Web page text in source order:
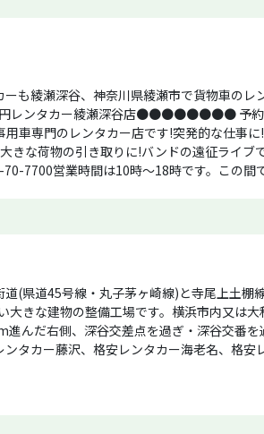
も綾瀬深谷、神奈川県綾瀬市で貨物車の
タカー綾瀬深谷店●●●●●●●● 予約
のレンタカー店です!突発的な仕事に!
きな荷物の引き取りに!バンドの遠征ライ
7700営業時間は10時〜18時です。この
さい。◎100円ンタカー綾瀬深谷店のご用
レンタカー綾瀬深谷店が安くて便利です。
なら100円レンタカー綾瀬深谷店にお気軽
ました。
(県道45号線・丸子茅ヶ崎線)と寺尾上土
きな建物の整備工場です。横浜市内又は
んだ右側、深谷交差点を過ぎ・深谷交番
タカー藤沢、格安レンタカー海老名、格